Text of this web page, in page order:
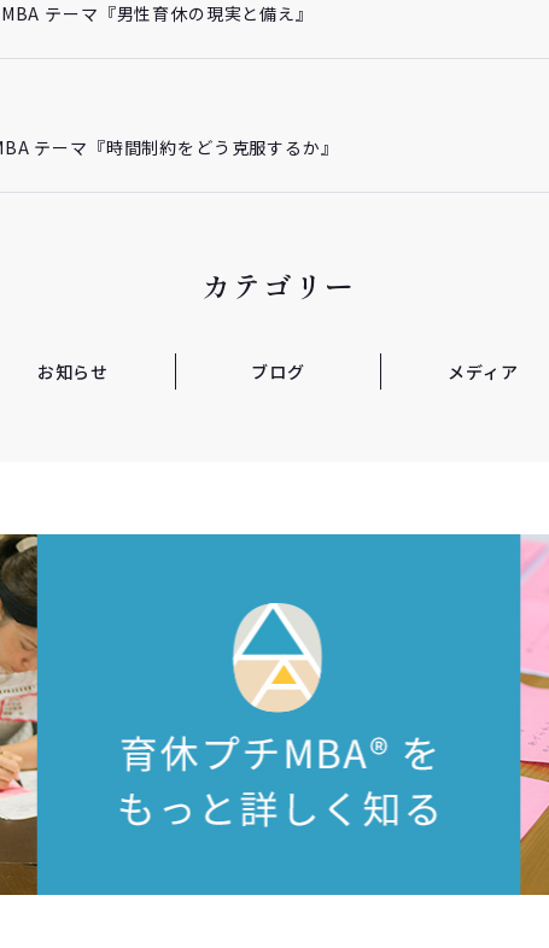
テーマ『男性育休の現実と備え』
テーマ『時間制約をどう克服するか』
カテゴリー
お知らせ ブログ メディア